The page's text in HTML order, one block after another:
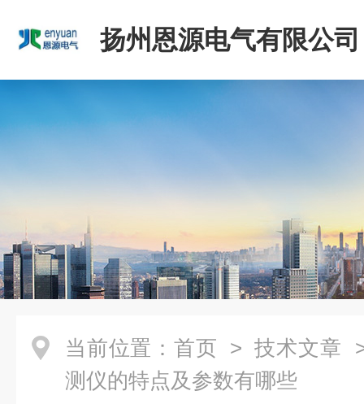
扬州恩源电气有限公司
当前位置： 首页 > 技术文章
测仪的特点及参数有哪些